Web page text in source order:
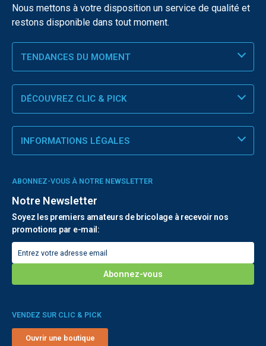
Nous mettons à votre disposition un service de qualité et
restons disponible dans tout moment.
TENDANCES DU MOMENT
DÉCOUVREZ CLIC & PICK
INFORMATIONS LÉGALES
ABONNEZ-VOUS À NOTRE NEWSLETTER
Notre Newsletter
Soyez les premiers amateurs de bricolage à recevoir nos
promotions par e-mail:
VENDEZ SUR CLIC & PICK
Ouvrir une boutique